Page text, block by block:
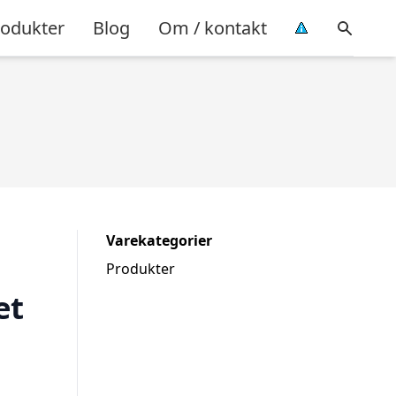
Blog Om / kontakt
Varekategorier
Produkter